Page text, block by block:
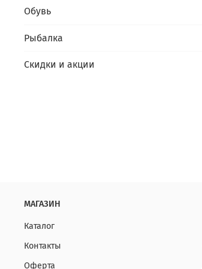
Обувь
Рыбалка
Скидки и акции
МАГАЗИН
Каталог
Контакты
Оферта